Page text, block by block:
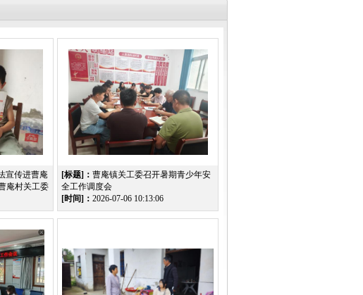
宣传进曹庵
庵村关工委
[标题]： 曹庵镇关工委召开暑期青少年安
全工作调度会
[时间]： 2026-07-06 10:13:06